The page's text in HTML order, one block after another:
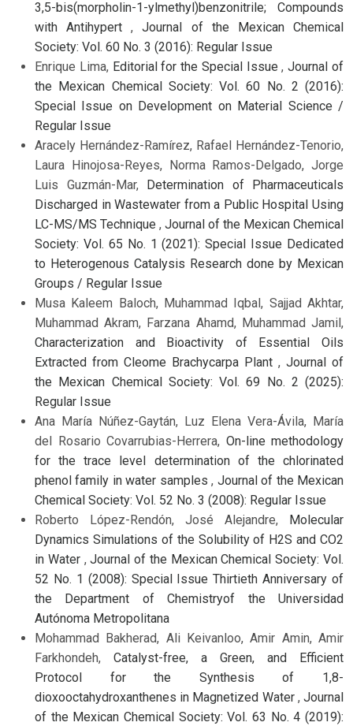
3,5-bis(morpholin-1-ylmethyl)benzonitrile; Compounds
with Antihypert,Journal of the Mexican Chemical
Society: Vol. 60 No. 3 (2016): Regular Issue
Enrique Lima, Editorial for the Special Issue,Journal of
the Mexican Chemical Society: Vol. 60 No. 2 (2016):
Special Issue on Development on Material Science /
Regular Issue
Aracely Hernández-Ramírez, Rafael Hernández-Tenorio,
Laura Hinojosa-Reyes, Norma Ramos-Delgado, Jorge
Luis Guzmán-Mar, Determination of Pharmaceuticals
Discharged in Wastewater from a Public Hospital Using
LC-MS/MS Technique , Journal of the Mexican Chemical
Society: Vol. 65 No. 1 (2021): Special Issue Dedicated
to Heterogenous Catalysis Research done by Mexican
Groups / Regular Issue
Musa Kaleem Baloch, Muhammad Iqbal, Sajjad Akhtar,
Muhammad Akram, Farzana Ahamd, Muhammad Jamil,
Characterization and Bioactivity of Essential Oils
Extracted from Cleome Brachycarpa Plant , Journal of
the Mexican Chemical Society: Vol. 69 No. 2 (2025):
Regular Issue
Ana María Núñez-Gaytán, Luz Elena Vera-Ávila, María
del Rosario Covarrubias-Herrera, On-line methodology
for the trace level determination of the chlorinated
phenol family in water samples, Journal of the Mexican
Chemical Society: Vol. 52 No. 3 (2008): Regular Issue
Roberto López-Rendón, José Alejandre, Molecular
Dynamics Simulations of the Solubility of H2S and CO2
in Water ,Journal of the Mexican Chemical Society: Vol.
52 No. 1 (2008): Special Issue Thirtieth Anniversary of
the Department of Chemistryof the Universidad
Autónoma Metropolitana
Mohammad Bakherad, Ali Keivanloo, Amir Amin, Amir
Farkhondeh, Catalyst-free, a Green, and Efficient
Protocol for the Synthesis of 1,8-
dioxooctahydroxanthenes in Magnetized Water ,Journal
of the Mexican Chemical Society: Vol. 63 No. 4 (2019):